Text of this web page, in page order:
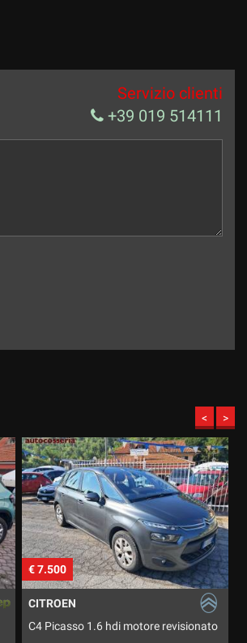
Servizio clienti
+39 019 514111
< >
€ 16.500
RENAULT
Trafic 1.6 Dci 8 posti